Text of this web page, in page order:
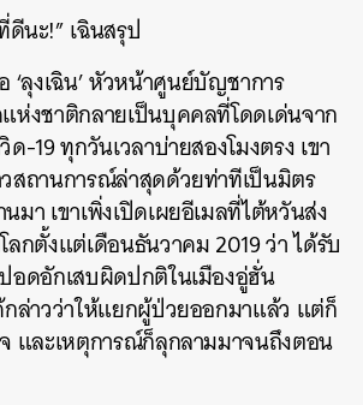
นะ!” เฉินสรุป
‘ลุงเฉิน’ หัวหน้าศูนย์บัญชาการ
ห่งชาติกลายเป็นบุคคลที่โดดเด่นจาก
-19 ทุกวันเวลาบ่ายสองโมงตรง เขา
สถานการณ์ล่าสุดด้วยท่าทีเป็นมิตร
า เขาเพิ่งเปิดเผยอีเมลที่ไต้หวันส่ง
กตั้งแต่เดือนธันวาคม 2019 ว่า ได้รับ
อดอักเสบผิดปกติในเมืองอู่ฮั่น
ล่าวว่าให้แยกผู้ป่วยออกมาแล้ว แต่ก็
และเหตุการณ์ก็ลุกลามมาจนถึงตอน